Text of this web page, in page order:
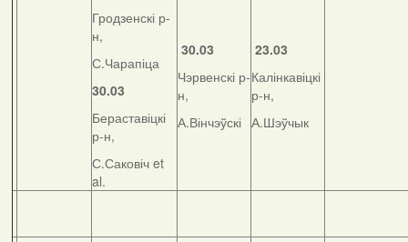
Гродзенскі р-
н,
С.Чарапіца
30.03
Бераставіцкі
р-н,
С.Саковіч et
al.
30.03
Чэрвенскі р-
н,
А.Вінчэўскі
23.03
Калінкавіцкі
р-н,
А.Шэўчык